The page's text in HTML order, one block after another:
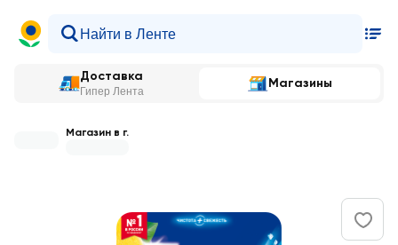
Доставка
Гипер Лента
Магазины
Магазин в г.